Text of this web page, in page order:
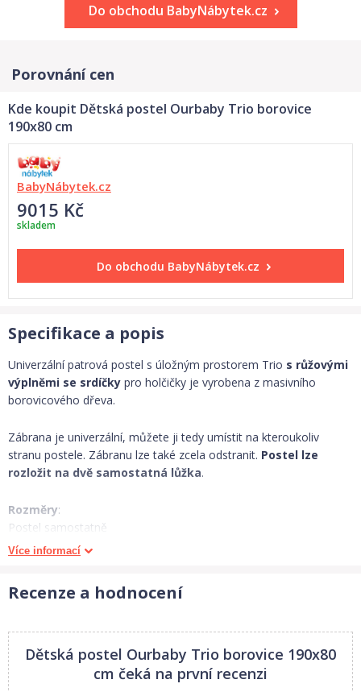
Do obchodu BabyNábytek.cz
Porovnání cen
Kde koupit Dětská postel Ourbaby Trio borovice
190x80 cm
BabyNábytek.cz
9015 Kč
skladem
Do obchodu BabyNábytek.cz
Specifikace a popis
Univerzální patrová postel s úložným prostorem Trio s růžovými
výplněmi se srdíčky pro holčičky je vyrobena z masivního
borovicového dřeva.
Zábrana je univerzální, můžete ji tedy umístit na kteroukoliv
stranu postele. Zábranu lze také zcela odstranit. Postel lze
rozložit na dvě samostatná lůžka.
Rozměry:
Postel samostatně
– délka 196/šířka 88/výška 71 cm
Matrace
Matrace nejsou součástí, nutno dokoupit v kategorii Dětské
matrace.
Více informací
Recenze a hodnocení
Dětská postel Ourbaby Trio borovice 190x80
cm čeká na první recenzi